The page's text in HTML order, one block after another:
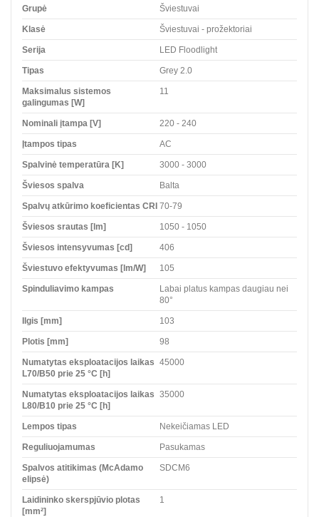
Grupė Šviestuvai
Klasė Šviestuvai - prožektoriai
Serija LED Floodlight
Tipas Grey 2.0
Maksimalus sistemos
galingumas [W]
11
Nominali įtampa [V] 220 - 240
Įtampos tipas AC
Spalvinė temperatūra [K] 3000 - 3000
Šviesos spalva Balta
Spalvų atkūrimo koeficientas CRI 70-79
Šviesos srautas [lm] 1050 - 1050
Šviesos intensyvumas [cd] 406
Šviestuvo efektyvumas [lm/W] 105
Spinduliavimo kampas
Labai platus kampas daugiau nei
80°
Ilgis [mm] 103
Plotis [mm] 98
Numatytas eksploatacijos laikas
L70/B50 prie 25 °C [h]
45000
Numatytas eksploatacijos laikas
L80/B10 prie 25 °C [h]
35000
Lempos tipas Nekeičiamas LED
Reguliuojamumas Pasukamas
Spalvos atitikimas (McAdamo
elipsė)
SDCM6
Laidininko skerspjūvio plotas
[mm²]
1